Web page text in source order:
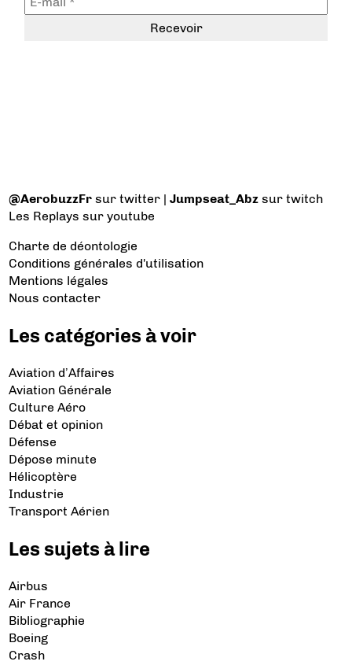
@AerobuzzFr sur twitter |Jumpseat_Abz sur twitch
Les Replays sur youtube
Charte de déontologie
Conditions générales d'utilisation
Mentions légales
Nous contacter
Les catégories à voir
Aviation d’Affaires
Aviation Générale
Culture Aéro
Débat et opinion
Défense
Dépose minute
Hélicoptère
Industrie
Transport Aérien
Les sujets à lire
Airbus
Air France
Bibliographie
Boeing
Crash